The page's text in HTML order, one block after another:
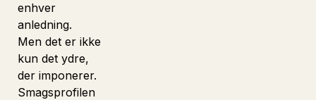
enhver
anledning.
Men det er ikke
kun det ydre,
der imponerer.
Smagsprofilen